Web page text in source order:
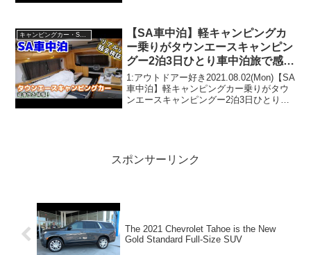
は注目です！3:ア...
キャンピングカー・SUV人気車種
【SA車中泊】軽キャンピングカ
ー乗りがタウンエースキャンピン
グー2泊3日ひとり車中泊旅で感じ
た。メリットデメリット【カロビ
ー】
1:アウトドアー好き2021.08.02(Mon)【SA
車中泊】軽キャンピングカー乗りがタウ
ンエースキャンピングー2泊3日ひとり車
スポンサーリンク
The 2021 Chevrolet Tahoe is the New
Gold Standard Full-Size SUV